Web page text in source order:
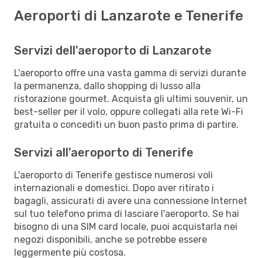
Aeroporti di Lanzarote e Tenerife
Servizi dell'aeroporto di Lanzarote
L'aeroporto offre una vasta gamma di servizi durante
la permanenza, dallo shopping di lusso alla
ristorazione gourmet. Acquista gli ultimi souvenir, un
best-seller per il volo, oppure collegati alla rete Wi-Fi
gratuita o concediti un buon pasto prima di partire.
Servizi all'aeroporto di Tenerife
L'aeroporto di Tenerife gestisce numerosi voli
internazionali e domestici. Dopo aver ritirato i
bagagli, assicurati di avere una connessione Internet
sul tuo telefono prima di lasciare l'aeroporto. Se hai
bisogno di una SIM card locale, puoi acquistarla nei
negozi disponibili, anche se potrebbe essere
leggermente più costosa.